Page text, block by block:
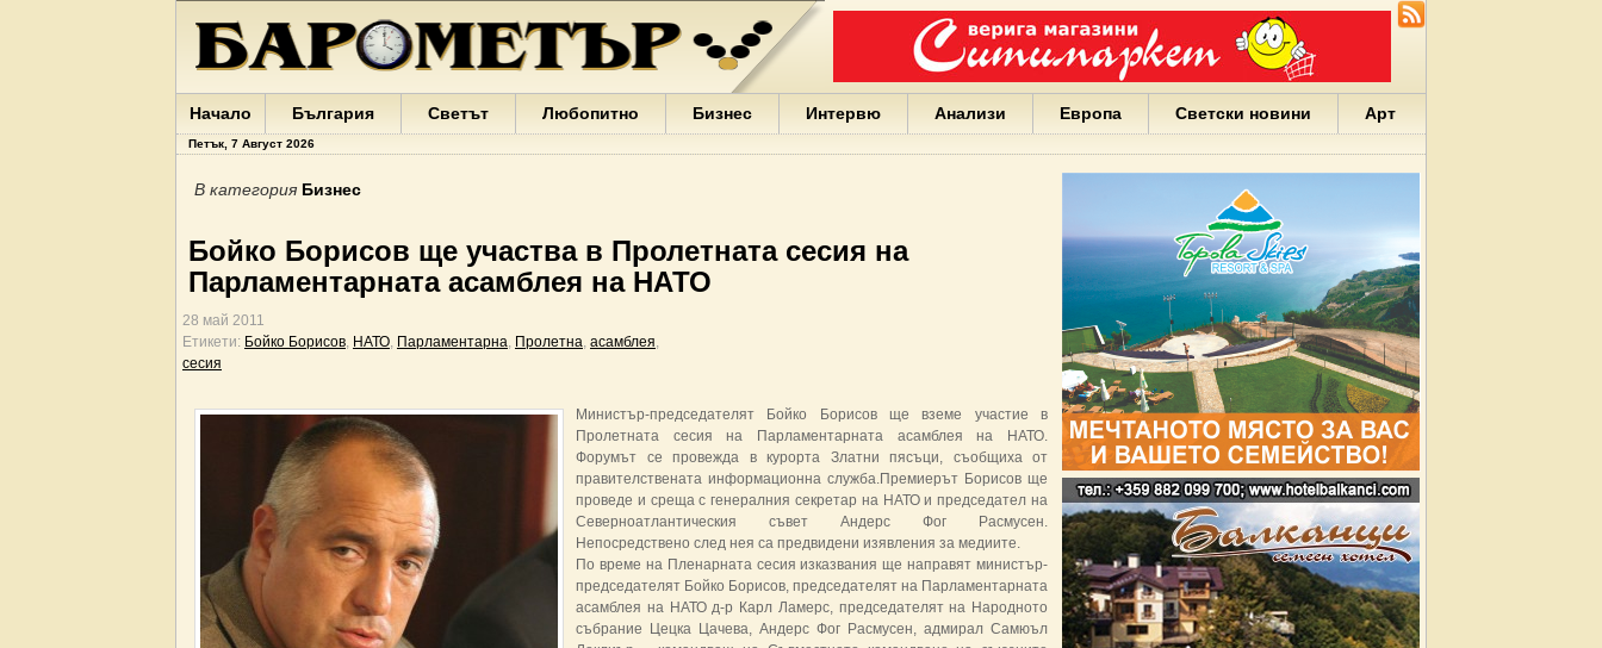
Варна
България
Портних
Facebook
ЕС
Борисов
Европа
Йорданов
българи
деца
Бербатов
ГЕРБ
Начало България Светът Любопитно Бизнес Интервю Анализи Европа Светски новини Арт
Петък, 7 Август 2026
В категория Бизнес
Бойко Борисов ще участва в Пролетната сесия на
Парламентарната асамблея на НАТО
28 май 2011
Етикети: Бойко Борисов, НАТО, Парламентарна, Пролетна, асамблея,
сесия
Министър-председателят Бойко Борисов ще вземе участие в
Пролетната сесия на Парламентарната асамблея на НАТО.
Форумът се провежда в курорта Златни пясъци, съобщиха от
правителствената информационна служба.Премиерът Борисов ще
проведе и среща с генералния секретар на НАТО и председател на
Северноатлантическия съвет Андерс Фог Расмусен.
Непосредствено след нея са предвидени изявления за медиите.
По време на Пленарната сесия изказвания ще направят министър-
председателят Бойко Борисов, председателят на Парламентарната
асамблея на НАТО д-р Карл Ламерс, председателят на Народното
събрание Цецка Цачева, Андерс Фог Расмусен, адмирал Самюъл